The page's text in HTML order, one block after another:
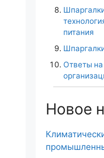
питания
Ответы
Новое